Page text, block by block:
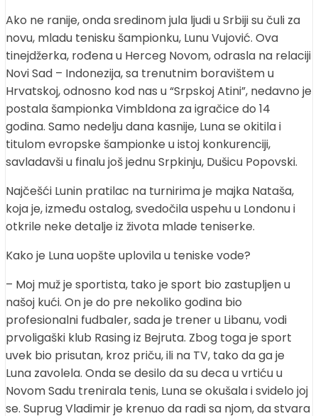
Ako ne ranije, onda sredinom jula ljudi u Srbiji su čuli za
novu, mladu tenisku šampionku, Lunu Vujović. Ova
tinejdžerka, rođena u Herceg Novom, odrasla na relaciji
Novi Sad – Indonezija, sa trenutnim boravištem u
Hrvatskoj, odnosno kod nas u “Srpskoj Atini”, nedavno je
postala šampionka Vimbldona za igračice do 14
godina. Samo nedelju dana kasnije, Luna se okitila i
titulom evropske šampionke u istoj konkurenciji,
savladavši u finalu još jednu Srpkinju, Dušicu Popovski.
Najčešći Lunin pratilac na turnirima je majka Nataša,
koja je, između ostalog, svedočila uspehu u Londonu i
otkrile neke detalje iz života mlade teniserke.
Kako je Luna uopšte uplovila u teniske vode?
– Moj muž je sportista, tako je sport bio zastupljen u
našoj kući. On je do pre nekoliko godina bio
profesionalni fudbaler, sada je trener u Libanu, vodi
prvoligaški klub Rasing iz Bejruta. Zbog toga je sport
uvek bio prisutan, kroz priču, ili na TV, tako da ga je
Luna zavolela. Onda se desilo da su deca u vrtiću u
Novom Sadu trenirala tenis, Luna se okušala i svidelo joj
se. Suprug Vladimir je krenuo da radi sa njom, da stvara